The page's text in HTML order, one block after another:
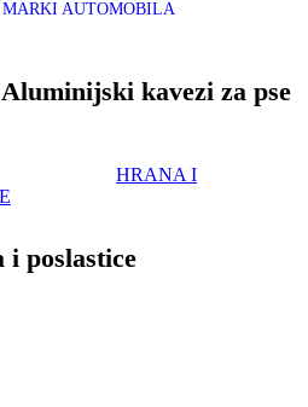
AUTOMOBILA
kavezi za pse
HRANA I
i poslastice